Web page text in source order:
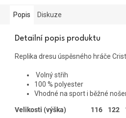
Popis Diskuze
Detailní popis produktu
Replika dresu úspěsného hráče
Volný střih
100 % polyester
Vhodné na sport i běžné
Velikosti (výška) 116 122